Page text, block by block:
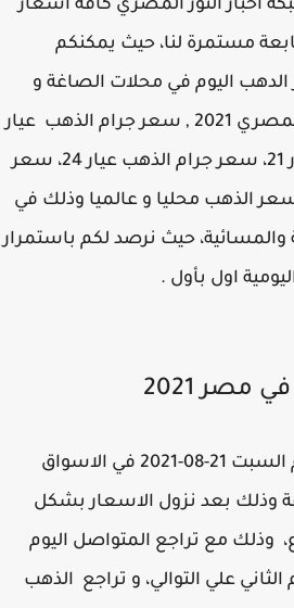
النور المصري كافة اسعار
مستمرة لنا، حيث يمكنكم
اليوم في محلات الصاغة و
المجوهرات في السوق المصري 2021 , سعر جرام الذهب عيار
18، سعر جرام الذهب عيار 21، سعر جرام الذهب عيار 24، سعر
الذهب محليا و عالميا وذلك في
حيث نرصد لكم باستمرار
اول بأول .
2021
اليكم اسعار الذهب اليوم السبت 21-08-2021 في الاسواق
بعد نزول الاسعار بشكل
مع تراجع المتواصل اليوم
لليوم الثاني علي التوالي، و تراجع الذهب